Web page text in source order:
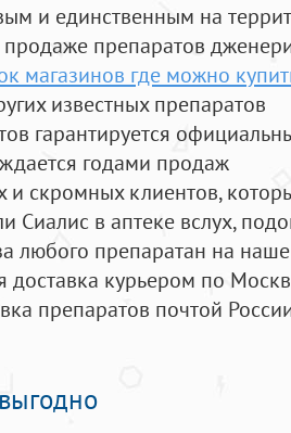
и единственным на
продаже препаратов
магазинов где можно
известных препаратов
гарантируется
годами продаж
и скромных клиентов,
Сиалис в аптеке вслух,
любого препаратан на
доставка курьером по
препаратов почтой